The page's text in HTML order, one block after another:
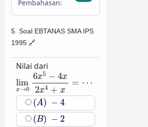
Pembahasan:
5. Soal EBTANAS SMA IPS
1995 🔗
Nilai dari
lim
x→0
6x5 − 4x
2x4 + x
= ⋯
limx→0 5−
(A) − 4
(A)−4
(B) − 2
(B)−2